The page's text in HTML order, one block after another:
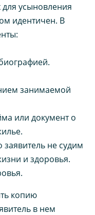
усыновления
идентичен. В
занимаемой
или документ о
не судим
и здоровья.
копию
в нем